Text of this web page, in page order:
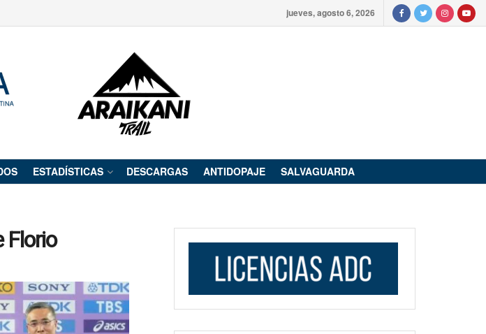
jueves, agosto 6, 2026
ESTADÍSTICAS DESCARGAS ANTIDOPAJE SALVAGUARDA
Florio